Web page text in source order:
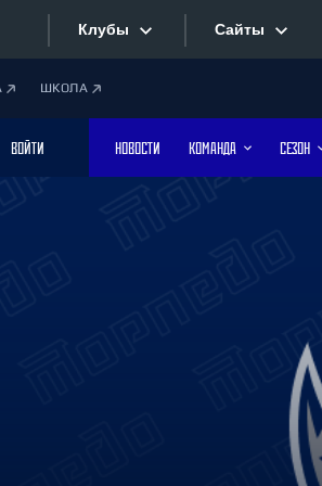
Клубы
Дивизион Боброва
Лада
Сайты
Фотобанк
ШКОЛА
ВОЙТИ НОВОСТИ КОМАНДА СЕЗОН